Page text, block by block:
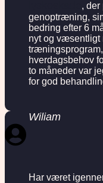
, der
genoptræning,
bedring efter 6
nyt og væsentligt
hverdagsbehov
to måneder var
for god
Wiliam
Har været